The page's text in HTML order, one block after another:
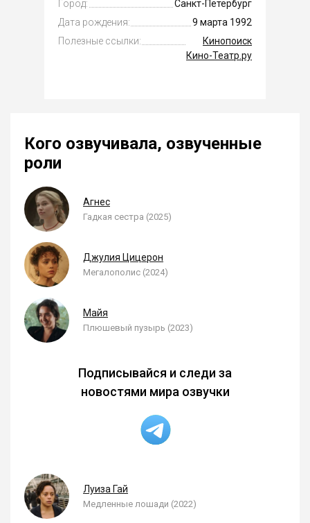
Город:
Санкт-Петербург
Дата рождения:
9 марта 1992
Полезные ссылки:
Кинопоиск
Кино-Театр.ру
Кого озвучивала, озвученные
роли
Агнес
Гадкая сестра (2025)
Джулия Цицерон
Мегалополис (2024)
Майя
Плюшевый пузырь (2023)
Подписывайся и следи за
новостями мира озвучки
Луиза Гай
Медленные лошади (2022)